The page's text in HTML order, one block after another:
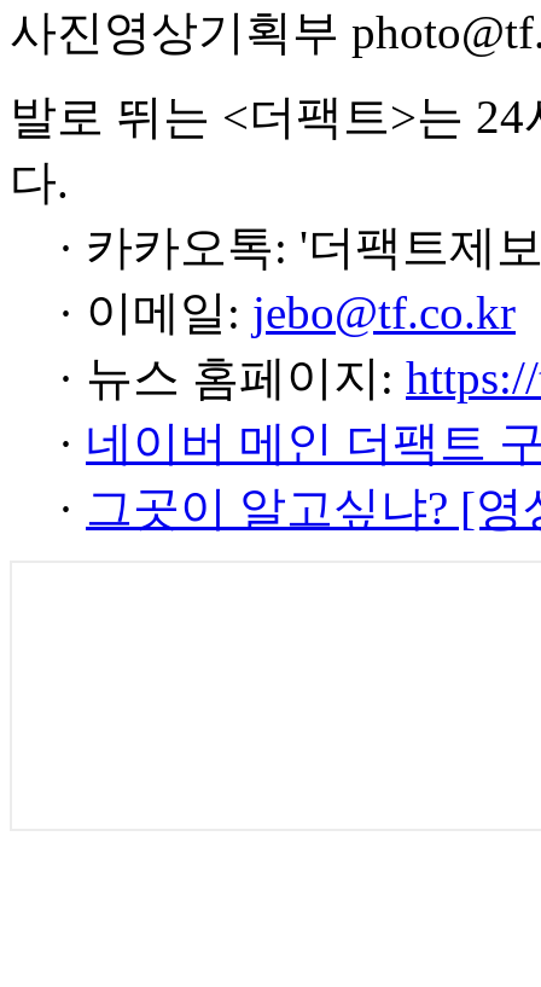
사진영상기획부
발로 뛰는 <더팩트>는
다.
· 카카오톡: '더팩트제
· 이메일: jebo@tf.co.kr
· 뉴스 홈페이지:
· 네이버 메인 더팩트
· 그곳이 알고싶냐? [